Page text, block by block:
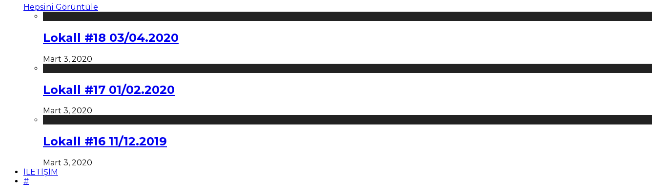
Hepsini Görüntüle
Lokall #18 03/04.2020
Mart 3, 2020
Lokall #17 01/02.2020
Mart 3, 2020
Lokall #16 11/12.2019
Mart 3, 2020
İLETİŞİM
#